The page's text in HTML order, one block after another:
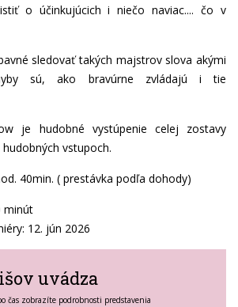
o účinkujúcich i niečo naviac.... čo v
sledovať takých majstrov slova akými
sú, ako bravúrne zvládajú i tie
je hudobné vystúpenie celej zostavy
vstupoch.
40min. ( prestávka podľa dohody)
minút
12. jún 2026
uvádza
čas zobrazíte podrobnosti predstavenia